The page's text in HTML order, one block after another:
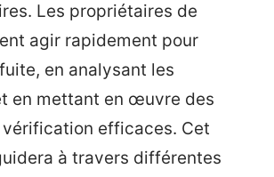
Les propriétaires de
agir rapidement pour
en analysant les
en mettant en œuvre des
efficaces. Cet
à travers différentes